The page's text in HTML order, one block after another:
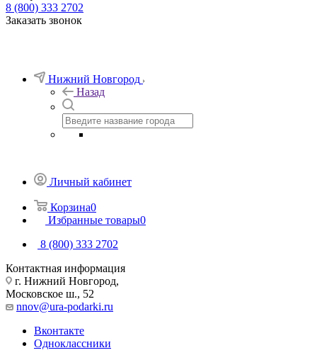
8 (800) 333 2702
Заказать звонок
Нижний Новгород
Назад
Личный кабинет
Корзина0
Избранные товары0
8 (800) 333 2702
Контактная информация
г. Нижний Новгород,
Московское ш., 52
nnov@ura-podarki.ru
Вконтакте
Одноклассники